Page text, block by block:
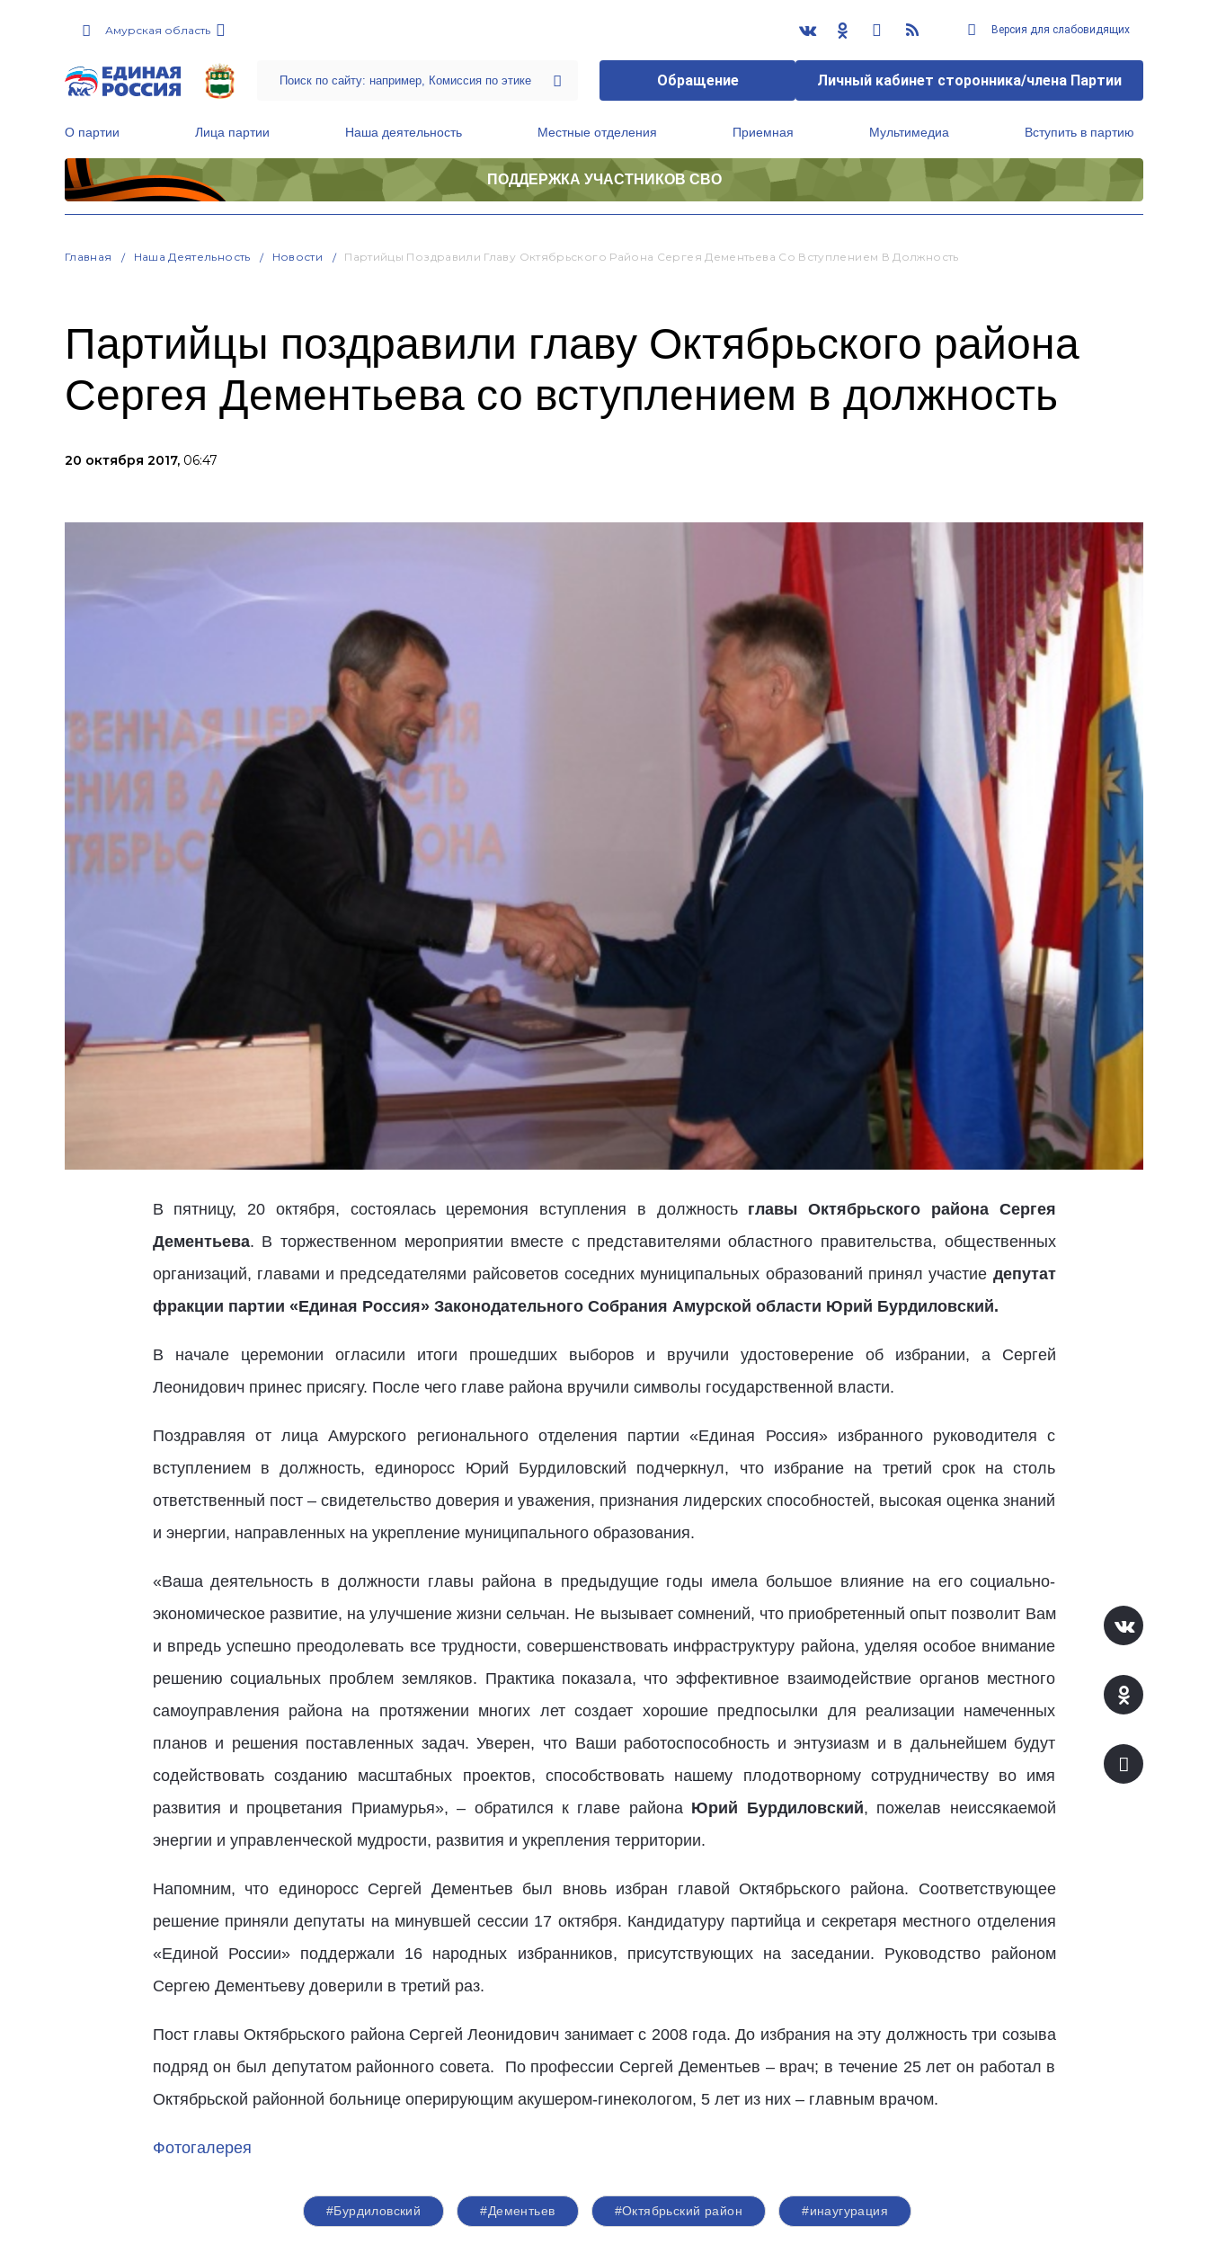
Амурская область Версия для слабовидящих
Обращение Личный кабинет сторонника/члена Партии
О партии Лица партии Наша деятельность Местные отделения Приемная Мультимедиа Вступить в партию
ПОДДЕРЖКА УЧАСТНИКОВ СВО
Главная Наша Деятельность Новости Партийцы Поздравили Главу Октябрьского Района Сергея Дементьева Со Вступлением В Должность
Партийцы поздравили главу Октябрьского района
Сергея Дементьева со вступлением в должность
20 октября 2017, 06:47
В пятницу, 20 октября, состоялась церемония вступления в должностьглавы Октябрьского района Сергея
Дементьева. В торжественном мероприятии вместе с представителями областного правительства, общественных
организаций, главами и председателями райсоветов соседних муниципальных образований принял участие депутат
фракции партии «Единая Россия» Законодательного Собрания Амурской области Юрий Бурдиловский.
В начале церемонии огласили итоги прошедших выборов и вручили удостоверение об избрании, а Сергей
Леонидович принес присягу. После чего главе района вручили символы государственной власти.
Поздравляя от лица Амурского регионального отделения партии «Единая Россия» избранного руководителя с
вступлением в должность, единоросс Юрий Бурдиловский подчеркнул, что избрание на третий срок на столь
ответственный пост – свидетельство доверия и уважения, признания лидерских способностей, высокая оценка знаний
и энергии, направленных на укрепление муниципального образования.
«Ваша деятельность в должности главы района в предыдущие годы имела большое влияние на его социально-
экономическое развитие, на улучшение жизни сельчан. Не вызывает сомнений, что приобретенный опыт позволит Вам
и впредь успешно преодолевать все трудности, совершенствовать инфраструктуру района, уделяя особое внимание
решению социальных проблем земляков. Практика показала, что эффективное взаимодействие органов местного
самоуправления района на протяжении многих лет создает хорошие предпосылки для реализации намеченных
планов и решения поставленных задач. Уверен, что Ваши работоспособность и энтузиазм и в дальнейшем будут
содействовать созданию масштабных проектов, способствовать нашему плодотворному сотрудничеству во имя
развития и процветания Приамурья», – обратился к главе района Юрий Бурдиловский, пожелав неиссякаемой
энергии и управленческой мудрости, развития и укрепления территории.
Напомним, что единоросс Сергей Дементьев был вновь избран главой Октябрьского района. Соответствующее
решение приняли депутаты на минувшей сессии 17 октября. Кандидатуру партийца и секретаря местного отделения
«Единой России» поддержали 16 народных избранников, присутствующих на заседании. Руководство районом
Сергею Дементьеву доверили в третий раз.
Пост главы Октябрьского района Сергей Леонидович занимает с 2008 года. До избрания на эту должность три созыва
подряд он был депутатом районного совета. По профессии Сергей Дементьев – врач; в течение 25 лет он работал в
Октябрьской районной больнице оперирующим акушером-гинекологом, 5 лет из них – главным врачом.
Фотогалерея
#Бурдиловский #Дементьев #Октябрьский район #инаугурация